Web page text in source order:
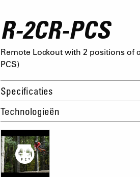
R-2CR-PCS
Remote Lockout with 2 positions of
PCS)
Specificaties
Technologieën